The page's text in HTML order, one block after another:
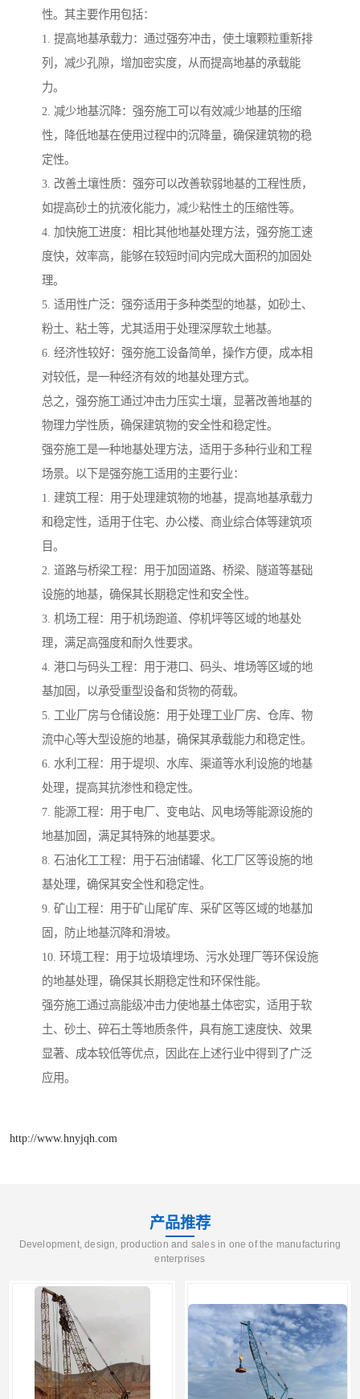
性。其主要作用包括：
1. 提高地基承载力：通过强夯冲击，使土壤颗粒重新排
列，减少孔隙，增加密实度，从而提高地基的承载能
力。
2. 减少地基沉降：强夯施工可以有效减少地基的压缩
性，降低地基在使用过程中的沉降量，确保建筑物的稳
定性。
3. 改善土壤性质：强夯可以改善软弱地基的工程性质，
如提高砂土的抗液化能力，减少粘性土的压缩性等。
4. 加快施工进度：相比其他地基处理方法，强夯施工速
度快，效率高，能够在较短时间内完成大面积的加固处
理。
5. 适用性广泛：强夯适用于多种类型的地基，如砂土、
粉土、粘土等，尤其适用于处理深厚软土地基。
6. 经济性较好：强夯施工设备简单，操作方便，成本相
对较低，是一种经济有效的地基处理方式。
总之，强夯施工通过冲击力压实土壤，显著改善地基的
物理力学性质，确保建筑物的安全性和稳定性。
强夯施工是一种地基处理方法，适用于多种行业和工程
场景。以下是强夯施工适用的主要行业：
1. 建筑工程：用于处理建筑物的地基，提高地基承载力
和稳定性，适用于住宅、办公楼、商业综合体等建筑项
目。
2. 道路与桥梁工程：用于加固道路、桥梁、隧道等基础
设施的地基，确保其长期稳定性和安全性。
3. 机场工程：用于机场跑道、停机坪等区域的地基处
理，满足高强度和耐久性要求。
4. 港口与码头工程：用于港口、码头、堆场等区域的地
基加固，以承受重型设备和货物的荷载。
5. 工业厂房与仓储设施：用于处理工业厂房、仓库、物
流中心等大型设施的地基，确保其承载能力和稳定性。
6. 水利工程：用于堤坝、水库、渠道等水利设施的地基
处理，提高其抗渗性和稳定性。
7. 能源工程：用于电厂、变电站、风电场等能源设施的
地基加固，满足其特殊的地基要求。
8. 石油化工工程：用于石油储罐、化工厂区等设施的地
基处理，确保其安全性和稳定性。
9. 矿山工程：用于矿山尾矿库、采矿区等区域的地基加
固，防止地基沉降和滑坡。
10. 环境工程：用于垃圾填埋场、污水处理厂等环保设施
的地基处理，确保其长期稳定性和环保性能。
强夯施工通过高能级冲击力使地基土体密实，适用于软
土、砂土、碎石土等地质条件，具有施工速度快、效果
显著、成本较低等优点，因此在上述行业中得到了广泛
应用。
http://www.hnyjqh.com
产品推荐
Development, design, production and sales in one of the manufacturing
enterprises